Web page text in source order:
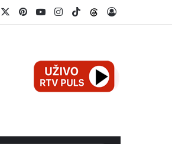
PinterestYouTubeInstagram
TikTokThreads